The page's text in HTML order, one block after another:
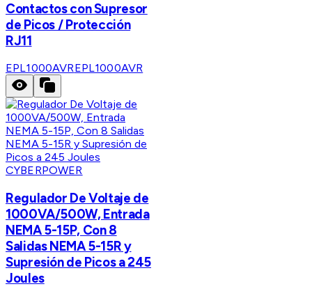
Contactos con Supresor
de Picos / Protección
RJ11
EPL1000AVREPL1000AVR
CYBERPOWER
Regulador De Voltaje de
1000VA/500W, Entrada
NEMA 5-15P, Con 8
Salidas NEMA 5-15R y
Supresión de Picos a 245
Joules